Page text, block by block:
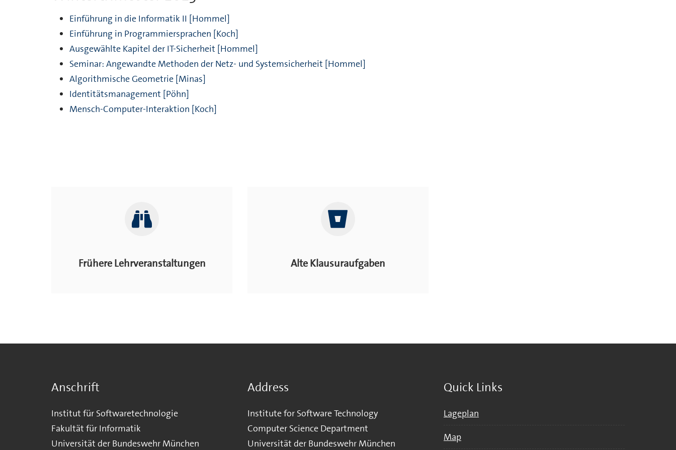
Einführung in die Informatik II [Hommel]
Einführung in Programmiersprachen [Koch]
Ausgewählte Kapitel der IT-Sicherheit [Hommel]
Seminar: Angewandte Methoden der Netz- und Systemsicherheit [Hommel]
Algorithmische Geometrie [Minas]
Identitätsmanagement [Pöhn]
Mensch-Computer-Interaktion [Koch]
Frühere Lehrveranstaltungen Alte Klausuraufgaben
Anschrift
Institut für Softwaretechnologie
Fakultät für Informatik
Universität der Bundeswehr München
Address
Institute for Software Technology
Computer Science Department
Universität der Bundeswehr München
Quick Links
Lageplan
Map